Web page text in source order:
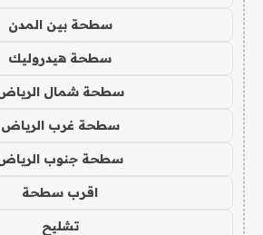
سطحة بين المدن
سطحة هيدروليك
سطحة شمال
سطحة غرب الرياض
سطحة جنوب
اقرب سطحة
تشليح